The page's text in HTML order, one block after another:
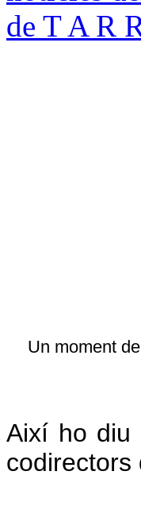
de T A R
Un moment
Així ho diu
codirectors